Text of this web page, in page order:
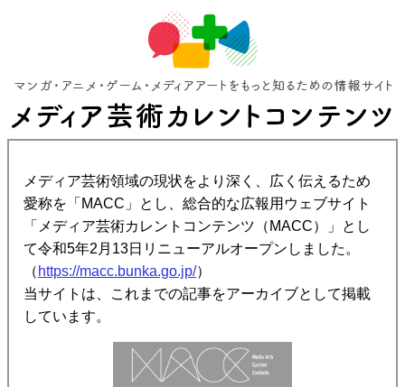
メディア芸術領域の現状をより深く、広く伝えるため
愛称を「MACC」とし、総合的な広報用ウェブサイト
「メディア芸術カレントコンテンツ（MACC）」とし
て令和5年2月13日リニューアルオープンしました。
（ https://macc.bunka.go.jp/）
当サイトは、これまでの記事をアーカイブとして掲載
しています。